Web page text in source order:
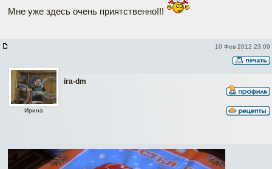
Мне уже здесь очень приятственно!!!
10 Фев 2012 23:09
ira-dm
Ирина